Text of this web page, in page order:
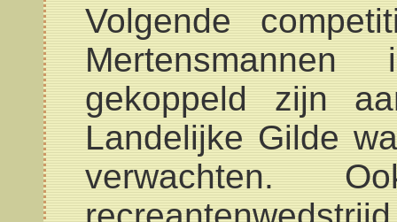
Volgende
gekoppeld zijn
Landelijke Gilde
verwachten.